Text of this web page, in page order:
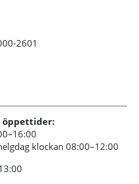
2601
öppettider:
klockan 08:00–12:00